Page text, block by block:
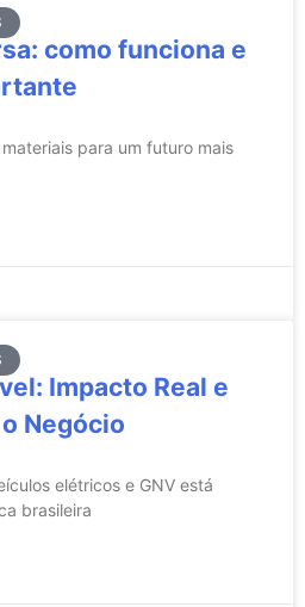
como funciona e
para um futuro mais
Impacto Real e
Negócio
elétricos e GNV está
brasileira